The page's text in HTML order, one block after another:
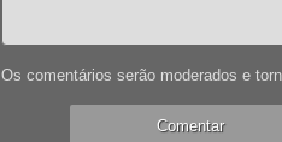
Os comentários serão moderados e